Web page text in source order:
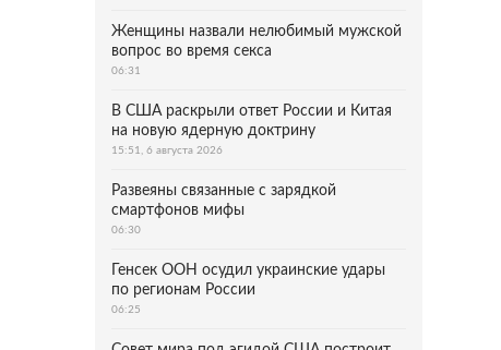
Женщины назвали нелюбимый мужской
вопрос во время секса
06:31
В США раскрыли ответ России и Китая
на новую ядерную доктрину
15:51, 6 августа 2026
Развеяны связанные с зарядкой
смартфонов мифы
06:30
Генсек ООН осудил украинские удары
по регионам России
06:25